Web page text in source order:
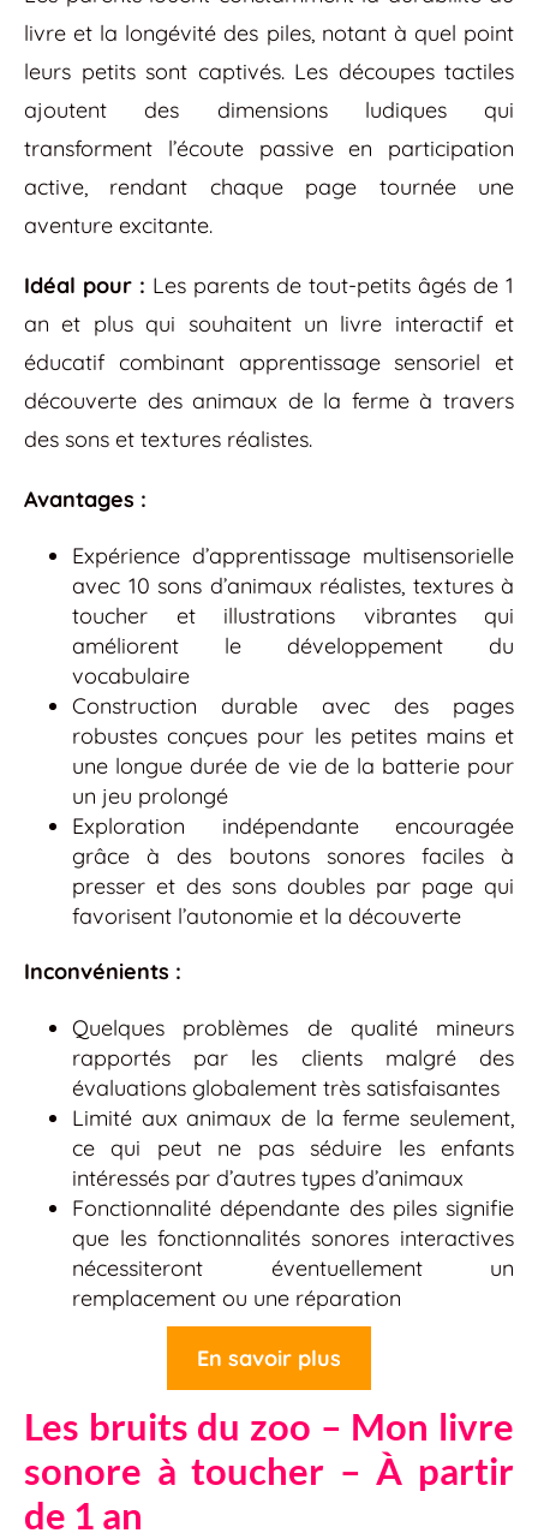
livre et la longévité des piles, notant à quel point
leurs petits sont captivés. Les découpes tactiles
ajoutent des dimensions ludiques qui
transforment l’écoute passive en participation
active, rendant chaque page tournée une
aventure excitante.
Idéal pour : Les parents de tout-petits âgés de 1
an et plus qui souhaitent un livre interactif et
éducatif combinant apprentissage sensoriel et
découverte des animaux de la ferme à travers
des sons et textures réalistes.
Avantages :
Expérience d’apprentissage multisensorielle
avec 10 sons d’animaux réalistes, textures à
toucher et illustrations vibrantes qui
améliorent le développement du
vocabulaire
Construction durable avec des pages
robustes conçues pour les petites mains et
une longue durée de vie de la batterie pour
un jeu prolongé
Exploration indépendante encouragée
grâce à des boutons sonores faciles à
presser et des sons doubles par page qui
favorisent l’autonomie et la découverte
Inconvénients :
Quelques problèmes de qualité mineurs
rapportés par les clients malgré des
évaluations globalement très satisfaisantes
Limité aux animaux de la ferme seulement,
ce qui peut ne pas séduire les enfants
intéressés par d’autres types d’animaux
Fonctionnalité dépendante des piles signifie
que les fonctionnalités sonores interactives
nécessiteront éventuellement un
remplacement ou une réparation
En savoir plus
Les bruits du zoo – Mon livre
sonore à toucher – À partir
de 1 an